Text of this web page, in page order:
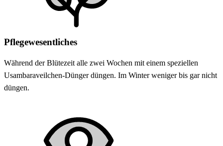
Pflegewesentliches
Während der Blütezeit alle zwei Wochen mit einem speziellen
Usambaraveilchen-Dünger düngen. Im Winter weniger bis gar nicht
düngen.